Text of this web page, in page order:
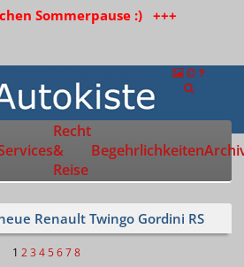
Sommerpause :) +++
Zur Startseite
Recht
&
Reise
Begehrlichkeiten
Renault Twingo Gordini RS
1 2 3 4 5 6 7 8